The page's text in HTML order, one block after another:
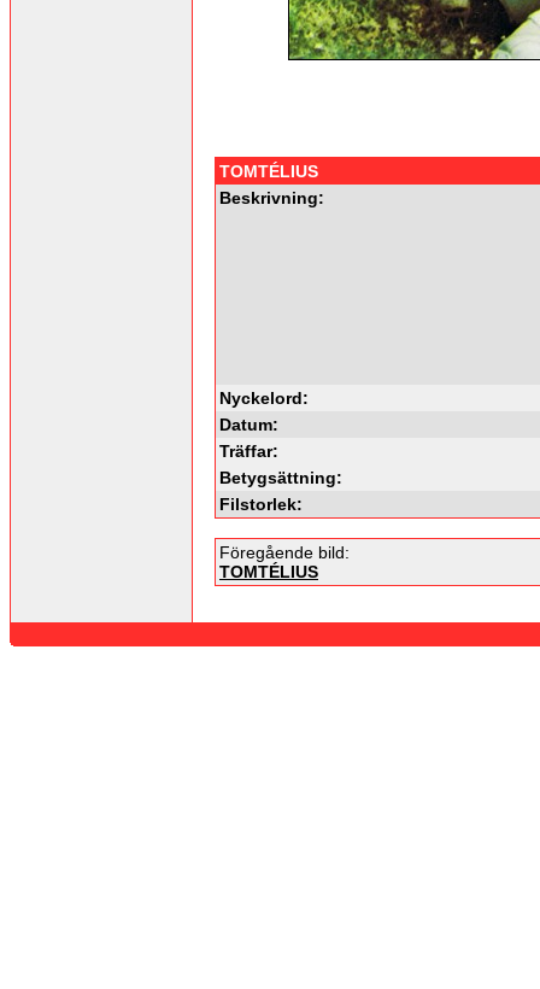
TOMTÉLIUS
Beskrivning:
Nyckelord:
Datum:
Träffar:
Betygsättning:
Filstorlek:
Föregående bild:
TOMTÉLIUS